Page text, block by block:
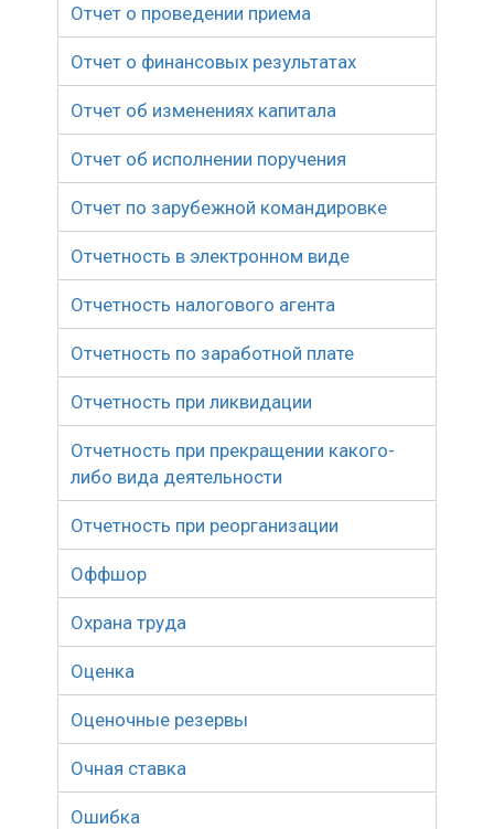
Отчет о проведении приема
Отчет о финансовых результатах
Отчет об изменениях капитала
Отчет об исполнении поручения
Отчет по зарубежной командировке
Отчетность в электронном виде
Отчетность налогового агента
Отчетность по заработной плате
Отчетность при ликвидации
Отчетность при прекращении какого-
либо вида деятельности
Отчетность при реорганизации
Оффшор
Охрана труда
Оценка
Оценочные резервы
Очная ставка
Ошибка